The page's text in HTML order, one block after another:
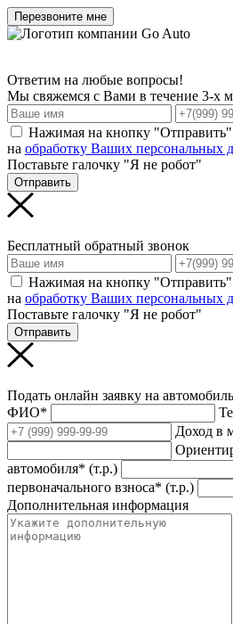
Перезвоните мне
Ответим на любые вопросы!
Мы свяжемся с Вами в течение 3-х
Нажимая на кнопку "Отправить"
на обработку Ваших персональных
Поставьте галочку "Я не робот"
Отправить
Бесплатный обратный звонок
Нажимая на кнопку "Отправить"
на обработку Ваших персональных
Поставьте галочку "Я не робот"
Отправить
Подать онлайн заявку на
ФИО*
Доход в
автомобиля* (т.р.)
первоначального взноса* (т.р.)
Дополнительная информация